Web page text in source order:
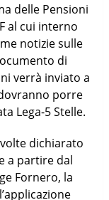
delle Pensioni
al cui interno
notizie sulle
di
verrà inviato a
porre
Lega-5 Stelle.
dichiarato
a partire dal
Fornero, la